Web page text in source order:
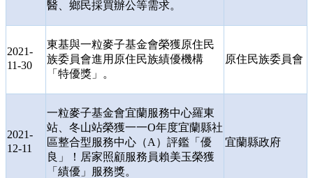
醫、鄉民採買辦公等需求。
2021-
11-30
東基與一粒麥子基金會榮獲原住民
族委員會進用原住民族績優機構
「特優獎」。
原住民族委員會
2021-
12-11
一粒麥子基金會宜蘭服務中心羅東
站、冬山站榮獲一一O年度宜蘭縣社
區整合型服務中心（A ）評鑑「優
良」！居家照顧服務員賴美玉榮獲
「績優」服務獎。
宜蘭縣政府